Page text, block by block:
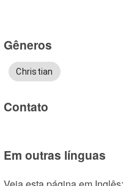
Gêneros
Christian
Contato
Em outras línguas